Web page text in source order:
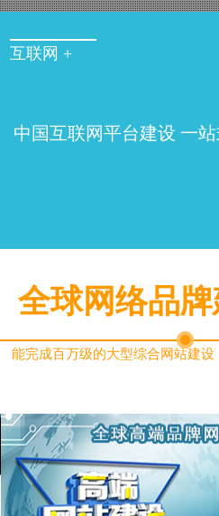
互联网 +
中国互联网平台建设 一
全球网络品
能完成百万级的大型综合网站建